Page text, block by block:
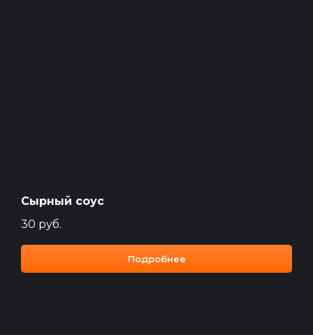
Сырный соус
30 руб.
Подробнее